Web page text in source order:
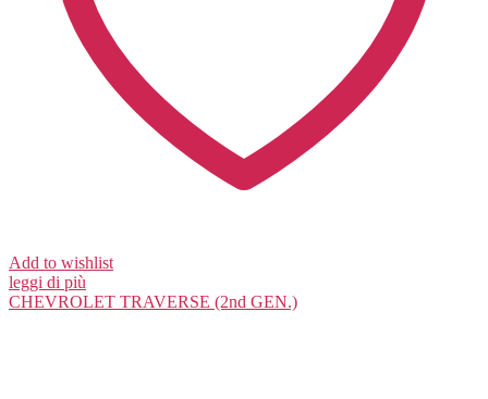
Add to wishlist
leggi di più
CHEVROLET TRAVERSE (2nd GEN.)